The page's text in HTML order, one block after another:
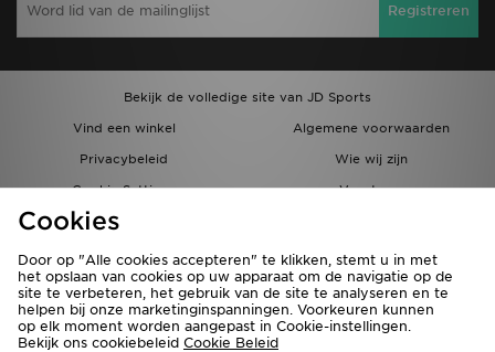
Registreren
Bekijk de volledige site van JD Sports
Vind een winkel
Algemene voorwaarden
Privacybeleid
Wie wij zijn
Cookie Settings
Vacatures
Bestellingen en Levering
Cookies
Door op "Alle cookies accepteren" te klikken, stemt u in met
het opslaan van cookies op uw apparaat om de navigatie op de
site te verbeteren, het gebruik van de site te analyseren en te
helpen bij onze marketinginspanningen. Voorkeuren kunnen
op elk moment worden aangepast in Cookie-instellingen.
Bekijk ons cookiebeleid Cookie Beleid